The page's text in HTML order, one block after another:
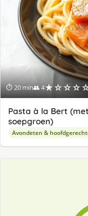
⏱ 20 min👥 4
Pasta à la Bert
soepgroen)
Avondeten &